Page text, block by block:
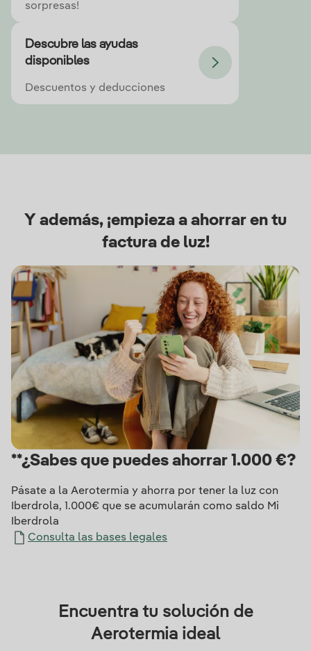
sorpresas!
Descubre las ayudas
disponibles
Descuentos y deducciones
Y además, ¡empieza a ahorrar en tu
factura de luz!
**¿Sabes que puedes ahorrar 1.000 €?
Pásate a la Aerotermia y ahorra por tener la luz con
Iberdrola, 1.000€ que se acumularán como saldo Mi
Iberdrola
Consulta las bases legales
Encuentra tu solución de
Aerotermia ideal